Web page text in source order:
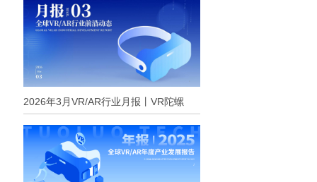
2026年3月VR/AR行业月报丨VR陀螺